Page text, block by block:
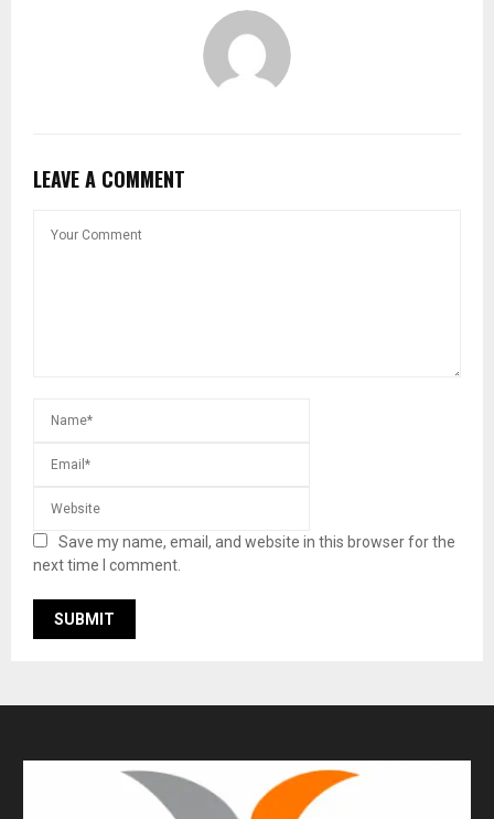
LEAVE A COMMENT
Save my name, email, and website in this browser for the
next time I comment.